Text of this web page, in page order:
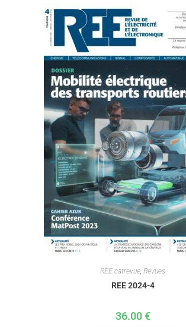
REE catrevue, Revues
REE 2024-4
36.00€